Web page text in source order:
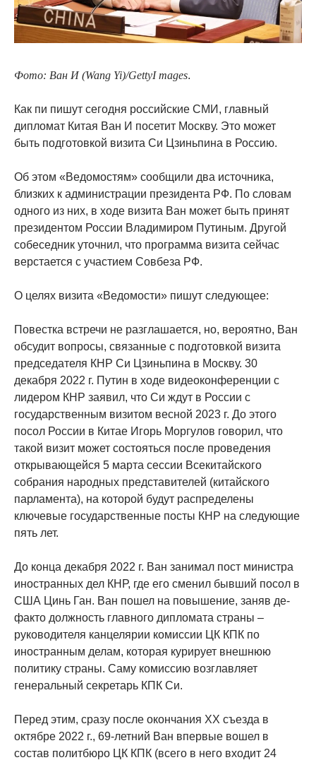
Фото: Ван И (Wang Yi)/GettyI mages.
Как пи пишут сегодня российские СМИ, главный
дипломат Китая Ван И посетит Москву. Это может
быть подготовкой визита Си Цзиньпина в Россию.
Об этом «Ведомостям» сообщили два источника,
близких к администрации президента РФ. По словам
одного из них, в ходе визита Ван может быть принят
президентом России Владимиром Путиным. Другой
собеседник уточнил, что программа визита сейчас
верстается с участием Совбеза РФ.
О целях визита «Ведомости» пишут следующее:
Повестка встречи не разглашается, но, вероятно, Ван
обсудит вопросы, связанные с подготовкой визита
председателя КНР Си Цзиньпина в Москву. 30
декабря 2022 г. Путин в ходе видеоконференции с
лидером КНР заявил, что Си ждут в России с
государственным визитом весной 2023 г. До этого
посол России в Китае Игорь Моргулов говорил, что
такой визит может состояться после проведения
открывающейся 5 марта сессии Всекитайского
собрания народных представителей (китайского
парламента), на которой будут распределены
ключевые государственные посты КНР на следующие
пять лет.
До конца декабря 2022 г. Ван занимал пост министра
иностранных дел КНР, где его сменил бывший посол в
США Цинь Ган. Ван пошел на повышение, заняв де-
факто должность главного дипломата страны –
руководителя канцелярии комиссии ЦК КПК по
иностранным делам, которая курирует внешнюю
политику страны. Саму комиссию возглавляет
генеральный секретарь КПК Си.
Перед этим, сразу после окончания XX съезда в
октябре 2022 г., 69-летний Ван впервые вошел в
состав политбюро ЦК КПК (всего в него входит 24